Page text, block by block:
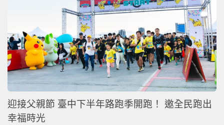
迎接父親節 臺中下半年路跑季開跑！ 邀全民跑出
幸福時光